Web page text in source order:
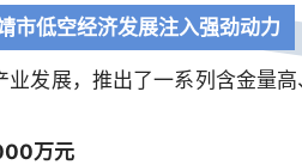
市低空经济发展注入强劲动力
发展，推出了一系列含金量
万元